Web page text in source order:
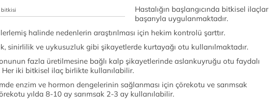
bitkisi
Hastalığın başlangıcında bitkisel ilaçlar
başarıyla uygulanmaktadır.
halinde nedenlerin araştırılması için hekim kontrolü şarttır.
sinirlilik ve uykusuzluk gibi şikayetlerde kurtayağı otu kullanılmaktadır.
fazla üretilmesine bağlı kalp şikayetlerinde aslankuyruğu otu faydalı
Her iki bitkisel ilaç birlikte kullanılabilir.
enzim ve hormon dengelerinin sağlanması için çörekotu ve sarımsak
yılda 8-10 ay sarımsak 2-3 ay kullanılabilir.